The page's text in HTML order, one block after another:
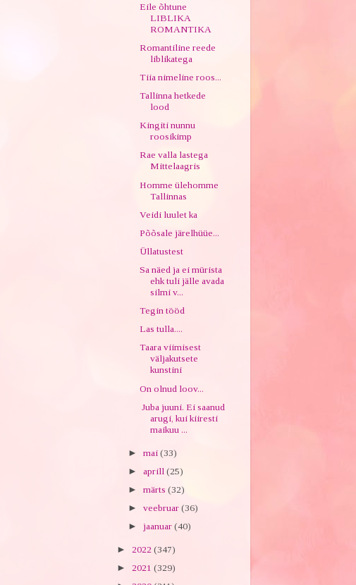
Eile õhtune
LIBLIKA
ROMANTIKA
Romantiline reede
liblikatega
Tiia nimeline roos...
Tallinna hetkede
lood
Kingiti nunnu
roosikimp
Rae valla lastega
Mittelaagris
Homme ülehomme
Tallinnas
Veidi luulet ka
Põõsale järelhüüe...
Üllatustest
Sa näed ja ei mürista
ehk tuli jälle avada
silmi v...
Tegin tööd
Las tulla....
Taara viimisest
väljakutsete
kunstini
On olnud loov...
Juba juuni. Ei saanud
arugi, kui kiiresti
maikuu ...
► mai (33)
► aprill (25)
► märts (32)
► veebruar (36)
► jaanuar (40)
► 2022 (347)
► 2021 (329)